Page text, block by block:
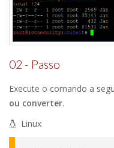
02 - Passo
Execute o comando a
ou converter.
Linux